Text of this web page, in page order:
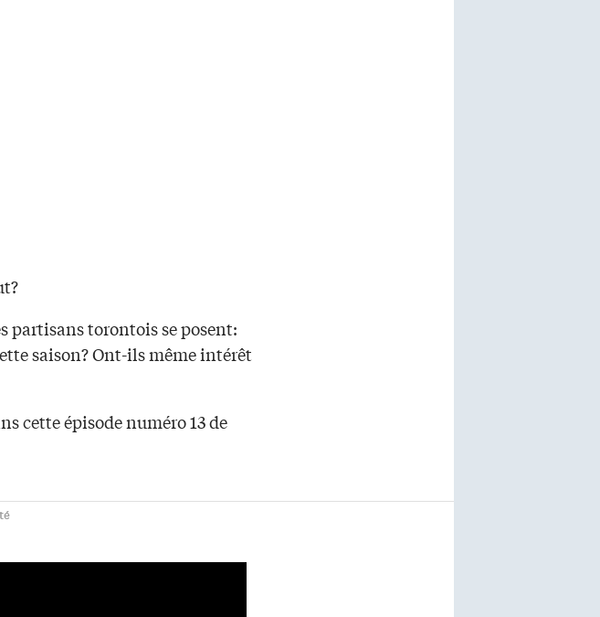
partisans torontois se posent:
saison? Ont-ils même intérêt
cette épisode numéro 13 de